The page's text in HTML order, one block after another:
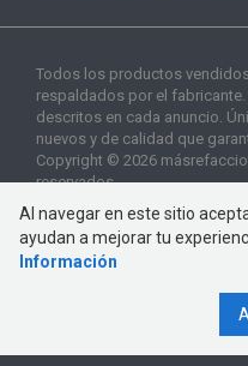
Todos los productos
respaldados por el
descritos en cada anuncio.
nuevos y de calidad que
Copyright © 2026
reservados
Al navegar en este sitio
ayudan a mejorar tu
Información